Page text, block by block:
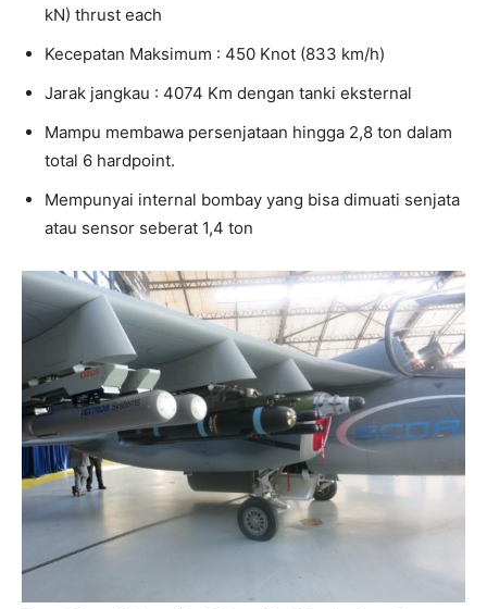
kN) thrust each
Kecepatan Maksimum : 450 Knot (833 km/h)
Jarak jangkau : 4074 Km dengan tanki eksternal
Mampu membawa persenjataan hingga 2,8 ton dalam
total 6 hardpoint.
Mempunyai internal bombay yang bisa dimuati senjata
atau sensor seberat 1,4 ton